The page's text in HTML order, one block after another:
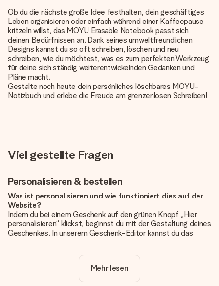
Ob du die nächste große Idee festhalten, dein geschäftiges
Leben organisieren oder einfach während einer Kaffeepause
kritzeln willst, das MOYU Erasable Notebook passt sich
deinen Bedürfnissen an. Dank seines umweltfreundlichen
Designs kannst du so oft schreiben, löschen und neu
schreiben, wie du möchtest, was es zum perfekten Werkzeug
für deine sich ständig weiterentwickelnden Gedanken und
Pläne macht.
Gestalte noch heute dein persönliches löschbares MOYU-
Notizbuch und erlebe die Freude am grenzenlosen Schreiben!
Viel gestellte Fragen
Personalisieren & bestellen
Was ist personalisieren und wie funktioniert dies auf der
Website?
Indem du bei einem Geschenk auf den grünen Knopf „Hier
personalisieren“ klickst, beginnst du mit der Gestaltung deines
Geschenkes. In unserem Geschenk-Editor kannst du das
noch eines unserer angebotenen Designs, um deinem
Geschenk die perfekte Ausstrahlung zu verleihen.
Mehr lesen